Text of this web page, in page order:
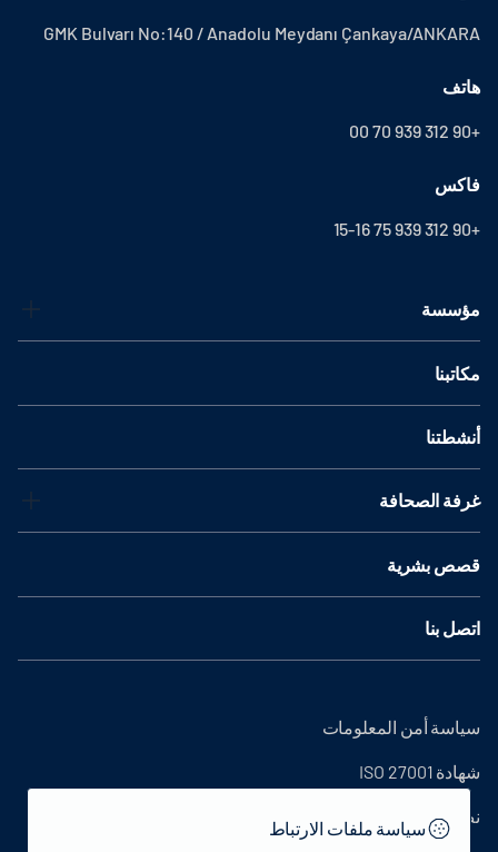
GMK Bulvarı No:140 / Anadolu Meydanı Çankaya/ANKARA
هاتف
+90 312 939 70 00
فاكس
+90 312 939 75 15-16
مؤسسة
مكاتبنا
أنشطتنا
غرفة الصحافة
قصص بشرية
اتصل بنا
سياسة أمن المعلومات
شهادة ISO 27001
نص التوضيح
سياسة ملفات الارتباط